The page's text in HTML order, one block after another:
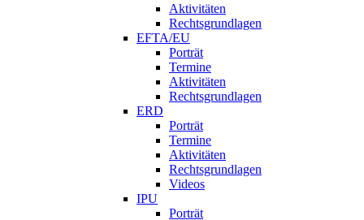
Aktivitäten
Rechtsgrundlagen
EFTA/EU
Porträt
Termine
Aktivitäten
Rechtsgrundlagen
ERD
Porträt
Termine
Aktivitäten
Rechtsgrundlagen
Videos
IPU
Porträt